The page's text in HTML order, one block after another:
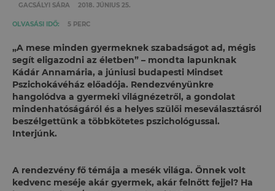
GACSÁLYI SÁRA 2018. JÚNIUS 25.
OLVASÁSI IDŐ: 5 PERC
„A mese minden gyermeknek szabadságot ad, mégis
segít eligazodni az életben” – mondta lapunknak
Kádár Annamária, a júniusi budapesti Mindset
Pszichokávéház előadója. Rendezvényünkre
hangolódva a gyermeki világnézetről, a gondolat
mindenhatóságáról és a helyes szülői meseválasztásról
beszélgettünk a többkötetes pszichológussal.
Interjúnk.
A rendezvény fő témája a mesék világa. Önnek volt
kedvenc meséje akár gyermek, akár felnőtt fejjel? Ha